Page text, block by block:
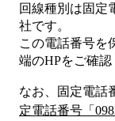
回線種別は固定
社です。
この電話番号を
端のHPをご確認
なお、固定電話
定電話番号「